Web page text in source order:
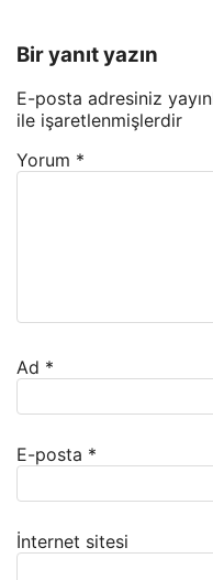
Bir yanıt yazın
E-posta adresiniz
ile işaretlenmişlerdir
Yorum *
Ad *
E-posta *
İnternet sitesi